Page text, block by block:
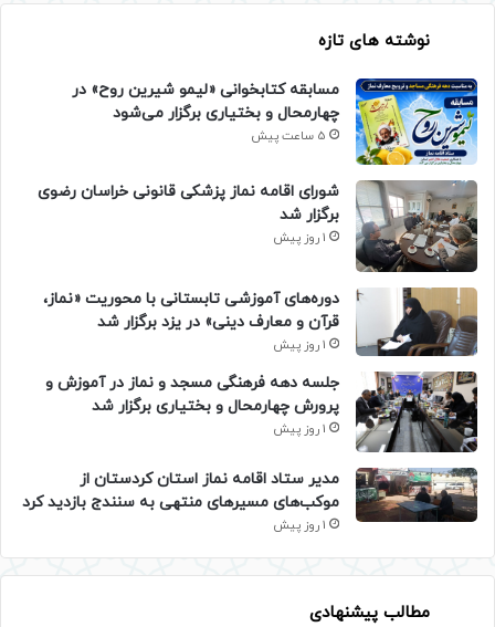
نوشته های تازه
مسابقه کتابخوانی «لیمو شیرین روح» در
چهارمحال و بختیاری برگزار می‌شود
5 ساعت پیش
شورای اقامه نماز پزشکی قانونی خراسان رضوی
برگزار شد
1 روز پیش
دوره‌های آموزشی تابستانی با محوریت «نماز،
قرآن و معارف دینی» در یزد برگزار شد
1 روز پیش
جلسه دهه فرهنگی مسجد و نماز در آموزش و
پرورش چهارمحال و بختیاری برگزار شد
1 روز پیش
مدیر ستاد اقامه نماز استان کردستان از
موکب‌های مسیرهای منتهی به سنندج بازدید کرد
1 روز پیش
مطالب پیشنهادی